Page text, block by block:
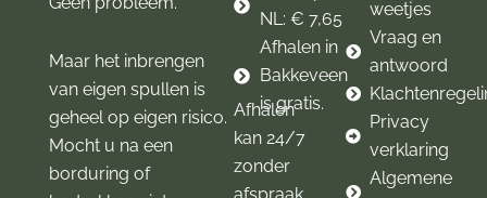
Maar het inbrengen
van eigen spullen is
geheel op eigen risico.
Mocht u na een
borduring of
NL: € 7,65
Afhalen in
Bakkeveen
is gratis.
Afhalen
kan 24/7
zonder
weetjes
Vraag en
antwoord
Privacy
verklaring
Algemene